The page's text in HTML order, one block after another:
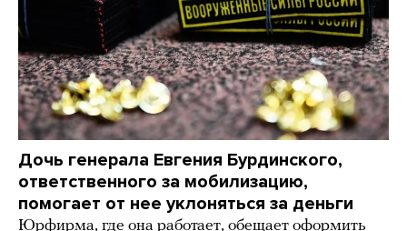
Дочь генерала Евгения Бурдинского,
ответственного за мобилизацию,
помогает от нее уклоняться за деньги
Юрфирма, где она работает, обещает оформить